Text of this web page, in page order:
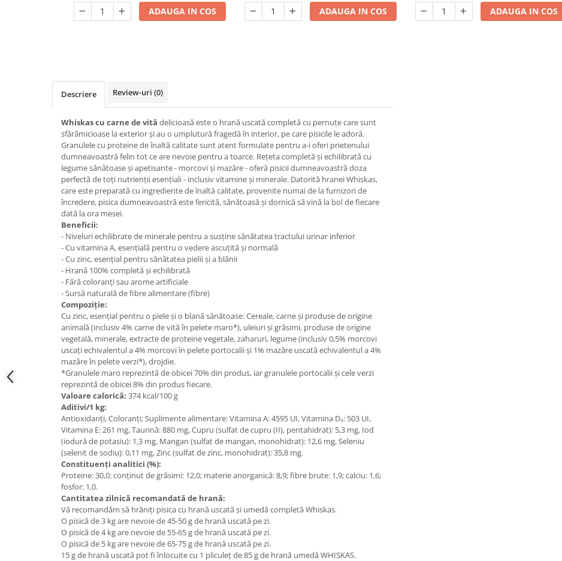
ADAUGA IN COS ADAUGA IN COS ADAUGA IN COS
Descriere Review-uri (0)
Whiskas cu carne de vită delicioasă este o hrană uscată completă cu pernuțe care sunt
sfărâmicioase la exterior și au o umplutură fragedă în interior, pe care pisicile le adoră.
Granulele cu proteine de înaltă calitate sunt atent formulate pentru a-i oferi prietenului
dumneavoastră felin tot ce are nevoie pentru a toarce. Rețeta completă și echilibrată cu
legume sănătoase și apetisante - morcovi și mazăre - oferă pisicii dumneavoastră doza
perfectă de toți nutrienții esențiali - inclusiv vitamine și minerale. Datorită hranei Whiskas,
care este preparată cu ingrediente de înaltă calitate, provenite numai de la furnizori de
încredere, pisica dumneavoastră este fericită, sănătoasă și dornică să vină la bol de fiecare
dată la ora mesei.
Beneficii:
- Niveluri echilibrate de minerale pentru a susține sănătatea tractului urinar inferior
- Cu vitamina A, esențială pentru o vedere ascuțită și normală
- Cu zinc, esențial pentru sănătatea pielii și a blănii
- Hrană 100% completă și echilibrată
- Fără coloranți sau arome artificiale
- Sursă naturală de fibre alimentare (fibre)
Compoziție:
Cu zinc, esențial pentru o piele și o blană sănătoase: Cereale, carne și produse de origine
animală (inclusiv 4% carne de vită în pelete maro*), uleiuri și grăsimi, produse de origine
vegetală, minerale, extracte de proteine vegetale, zaharuri, legume (inclusiv 0,5% morcovi
uscați echivalentul a 4% morcovi în pelete portocalii și 1% mazăre uscată echivalentul a 4%
mazăre în pelete verzi*), drojdie.
*Granulele maro reprezintă de obicei 70% din produs, iar granulele portocalii și cele verzi
reprezintă de obicei 8% din produs fiecare.
Valoare calorică: 374 kcal/100 g
Aditivi/1 kg:
Antioxidanți, Coloranți; Suplimente alimentare: Vitamina A: 4595 UI, Vitamina D₃: 503 UI,
Vitamina E: 261 mg, Taurină: 880 mg, Cupru (sulfat de cupru (II), pentahidrat): 5,3 mg, Iod
(iodură de potasiu): 1,3 mg, Mangan (sulfat de mangan, monohidrat): 12,6 mg, Seleniu
(selenit de sodiu): 0,11 mg, Zinc (sulfat de zinc, monohidrat): 35,8 mg.
Constituenți analitici (%):
Proteine: 30,0; conținut de grăsimi: 12,0; materie anorganică: 8,9; fibre brute: 1,9; calciu: 1,6;
fosfor: 1,0.
Cantitatea zilnică recomandată de hrană:
Vă recomandăm să hrăniți pisica cu hrană uscată și umedă completă Whiskas.
O pisică de 3 kg are nevoie de 45-50 g de hrană uscată pe zi.
O pisică de 4 kg are nevoie de 55-65 g de hrană uscată pe zi.
O pisică de 5 kg are nevoie de 65-75 g de hrană uscată pe zi.
15 g de hrană uscată pot fi înlocuite cu 1 pliculeț de 85 g de hrană umedă WHISKAS.